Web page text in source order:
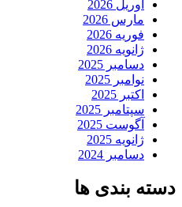
آوریل 2026
مارس 2026
فوریه 2026
ژانویه 2026
دسامبر 2025
نوامبر 2025
اکتبر 2025
سپتامبر 2025
آگوست 2025
ژانویه 2025
دسامبر 2024
دسته بندی ها